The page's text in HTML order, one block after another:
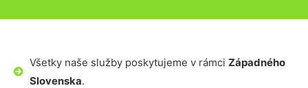
Všetky naše služby poskytujeme v rámci Západného
Slovenska.